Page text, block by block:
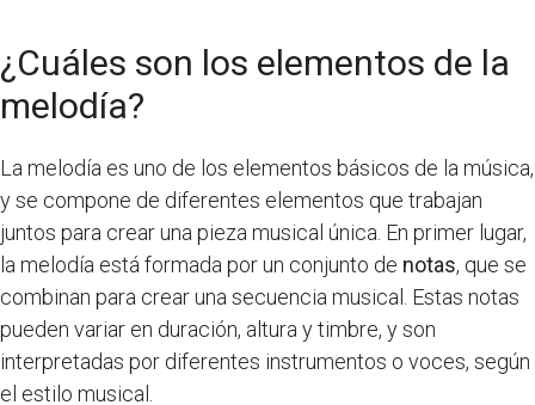
¿Cuáles son los elementos de la
melodía?
La melodía es uno de los elementos básicos de la música,
y se compone de diferentes elementos que trabajan
juntos para crear una pieza musical única. En primer lugar,
la melodía está formada por un conjunto de notas, que se
combinan para crear una secuencia musical. Estas notas
pueden variar en duración, altura y timbre, y son
interpretadas por diferentes instrumentos o voces, según
el estilo musical.